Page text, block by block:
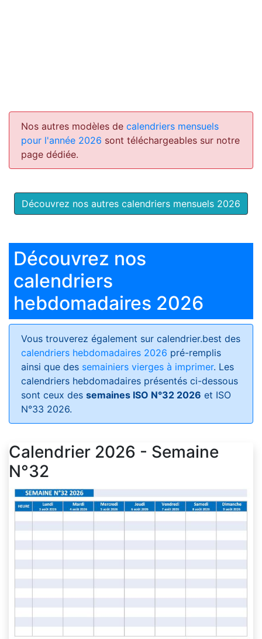
Nos autres modèles de calendriers mensuels
pour l'année 2026 sont téléchargeables sur notre
page dédiée.
Découvrez nos autres calendriers mensuels 2026
Découvrez nos
calendriers
hebdomadaires 2026
Vous trouverez également sur calendrier.best des
calendriers hebdomadaires 2026 pré-remplis
ainsi que des semainiers vierges à imprimer. Les
calendriers hebdomadaires présentés ci-dessous
sont ceux des semaines ISO N°32 2026 et ISO
N°33 2026.
Calendrier 2026 - Semaine
N°32